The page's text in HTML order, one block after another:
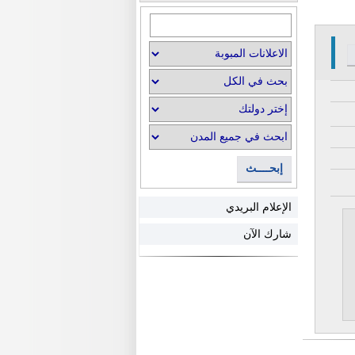
إبحــــث
الإعلام البريدي
شارك الآن